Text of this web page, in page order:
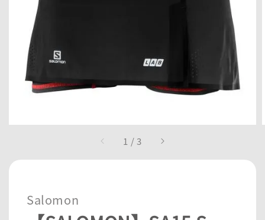
1 /3
Salomon